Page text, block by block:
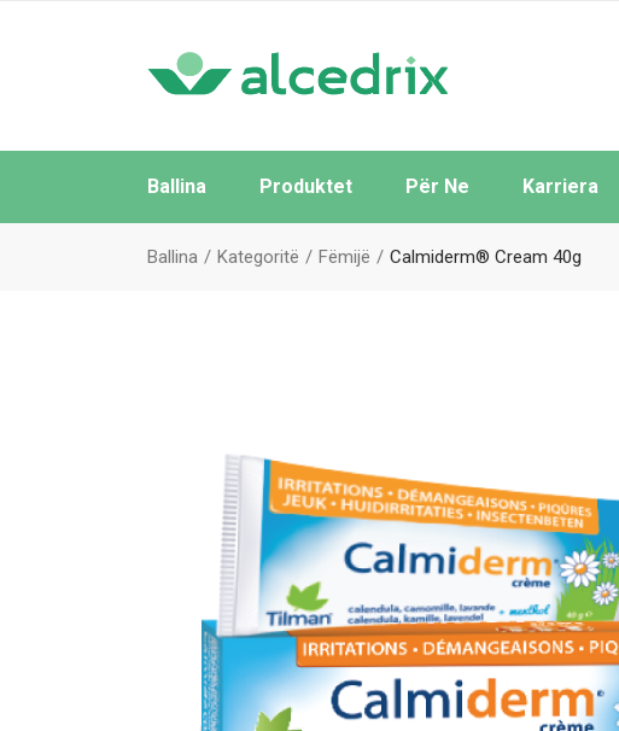
Ballina Produktet
Të Gjitha
Për Ne Karriera
Ballina Kategoritë Fëmijë Calmiderm® Cream 40g